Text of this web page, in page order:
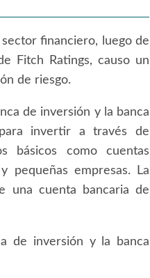
financiero, luego de
Fitch Ratings, causo un
de riesgo.
de inversión y la banca
invertir a través de
básicos como cuentas
pequeñas empresas. La
una cuenta bancaria de
de inversión y la banca